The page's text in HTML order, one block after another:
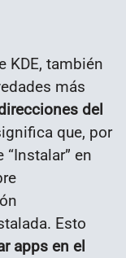
KDE, también
más
del
que, por
en
Esto
apps en el